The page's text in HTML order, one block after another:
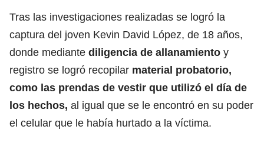
Tras las investigaciones realizadas se logró la
captura del joven Kevin David López, de 18 años,
donde mediante diligencia de allanamiento y
registro se logró recopilar material probatorio,
como las prendas de vestir que utilizó el día de
los hechos, al igual que se le encontró en su poder
el celular que le había hurtado a la víctima.